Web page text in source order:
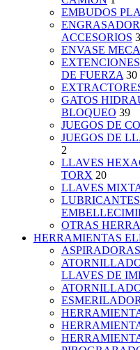
EMBUDOS
ACCESORIOS 3
ENVASE
DE FUERZA 30
GATOS
BLOQUEO 39
JUEGOS DE
JUEGOS DE
2
LLAVES
TORX 20
LLAVES
OTRAS
HERRAMIENTAS
LLAVES DE